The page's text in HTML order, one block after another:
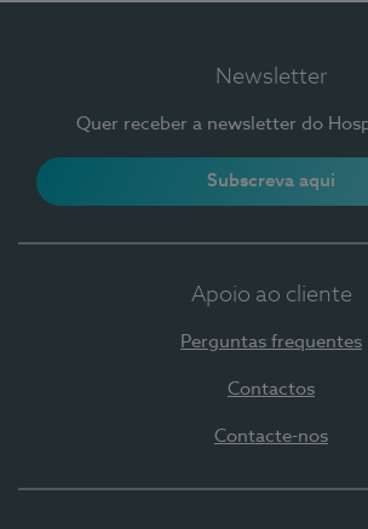
Newsletter
Quer receber a newsletter do
Subscreva aqui
Apoio ao cliente
Perguntas frequentes
Contactos
Contacte-nos